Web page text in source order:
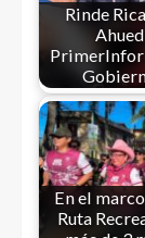
Rinde
Ahued
En el
Ruta